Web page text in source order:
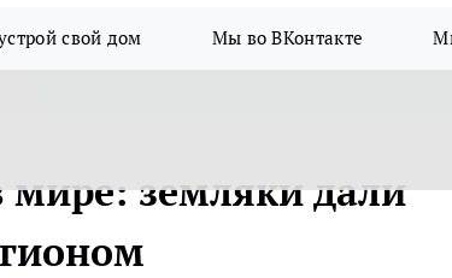
свой дом Мы во ВКонтакте
земляки дали